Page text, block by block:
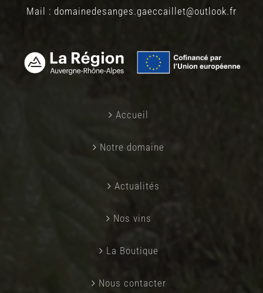
Mail : domainedesanges.gaeccaillet@outlook.fr
Accueil
Notre domaine
Actualités
Nos vins
La Boutique
Nous contacter